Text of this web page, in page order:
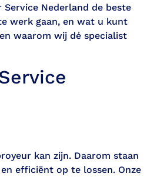
Nederland de beste
werk gaan, en wat u kunt
waarom wij dé specialist
kan zijn. Daarom staan
efficiënt op te lossen. Onze